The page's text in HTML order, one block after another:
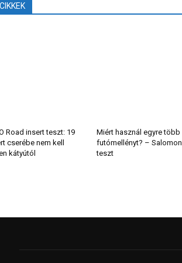
Road insert teszt: 19
cserébe nem kell
kátyútól
Miért használ egyre
futómellényt? –
teszt